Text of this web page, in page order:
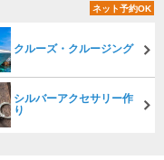
ネット予約OK
クルーズ・クルージング
シルバーアクセサリー作
り